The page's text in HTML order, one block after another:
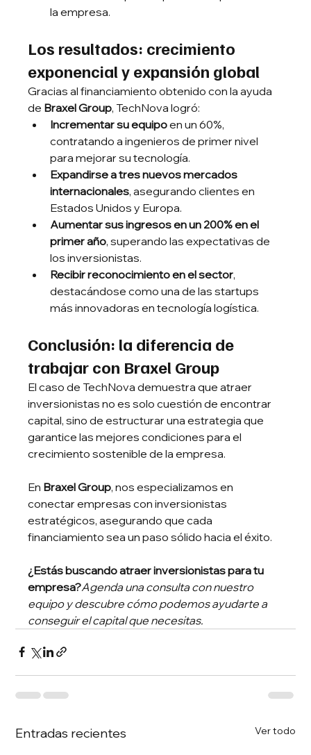
la empresa.
Los resultados: crecimiento
exponencial y expansión global
Gracias al financiamiento obtenido con la ayuda
de Braxel Group, TechNova logró:
Incrementar su equipo en un 60%,
contratando a ingenieros de primer nivel
para mejorar su tecnología.
Expandirse a tres nuevos mercados
internacionales, asegurando clientes en
Estados Unidos y Europa.
Aumentar sus ingresos en un 200% en el
primer año, superando las expectativas de
los inversionistas.
Recibir reconocimiento en el sector,
destacándose como una de las startups
más innovadoras en tecnología logística.
Conclusión: la diferencia de
trabajar con Braxel Group
El caso de TechNova demuestra que atraer
inversionistas no es solo cuestión de encontrar
capital, sino de estructurar una estrategia que
garantice las mejores condiciones para el
crecimiento sostenible de la empresa.
En Braxel Group, nos especializamos en
conectar empresas con inversionistas
estratégicos, asegurando que cada
financiamiento sea un paso sólido hacia el éxito.
¿Estás buscando atraer inversionistas para tu
empresa?Agenda una consulta con nuestro
equipo y descubre cómo podemos ayudarte a
conseguir el capital que necesitas.
Entradas recientes Ver todo